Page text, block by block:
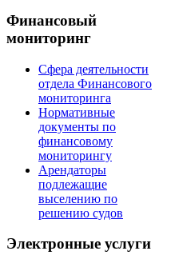
Финансовый
мониторинг
Сфера деятельности
отдела Финансового
мониторинга
Нормативные
документы по
финансовому
мониторингу
Арендаторы
подлежащие
выселению по
решению судов
Электронные услуги